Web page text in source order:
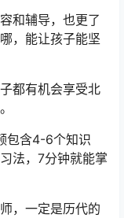
和辅导，也更了
，能让孩子能坚
都有机会享受北
包含4-6个知识
法，7分钟就能掌
，一定是历代的